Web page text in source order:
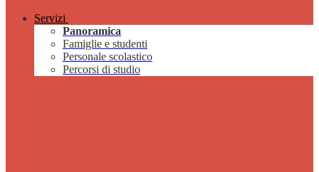
Servizi
Panoramica
Famiglie e studenti
Personale scolastico
Percorsi di studio